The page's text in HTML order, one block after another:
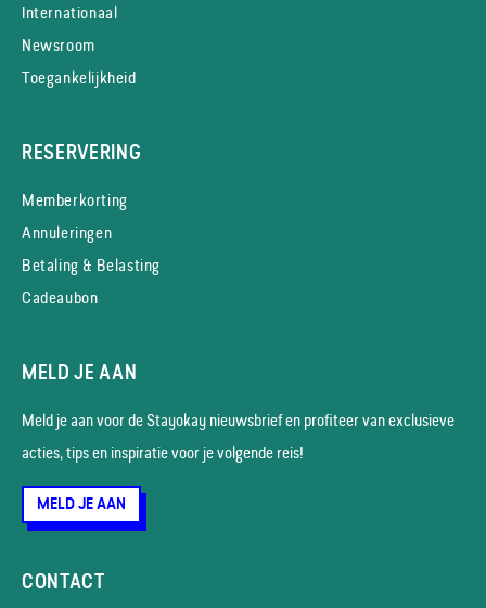
Internationaal
Newsroom
Toegankelijkheid
RESERVERING
Memberkorting
Annuleringen
Betaling & Belasting
Cadeaubon
MELD JE AAN
Meld je aan voor de Stayokay nieuws­brief en profiteer van exclusieve
acties, tips en inspiratie voor je volgende reis!
MELD JE AAN
CONTACT